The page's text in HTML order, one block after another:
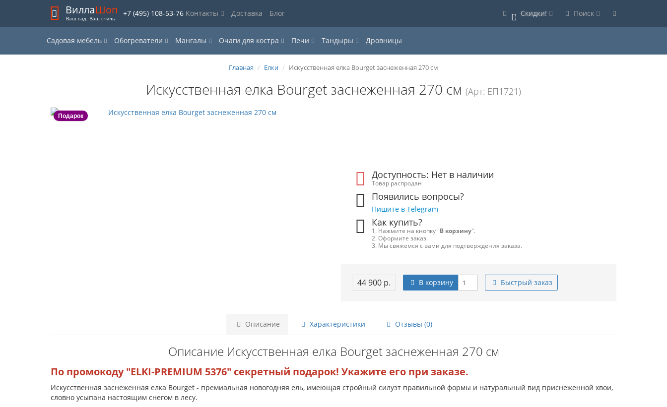
ВиллаШоп
Ваш сад. Ваш стиль.
+7 (495) 108-53-76 Контакты Доставка Блог 0 Скидки! Поиск
Садовая мебель Обогреватели Мангалы Очаги для костра Печи Тандыры Дровницы
Главная Елки Искусственная елка Bourget заснеженная 270 см
Искусственная елка Bourget заснеженная 270 см (Арт: ЕП1721)
Подарок
Доступность: Нет в наличии
Товар распродан
Появились вопросы?
Пишите в Telegram
Как купить?
1. Нажмите на кнопку "В корзину".
2. Оформите заказ.
3. Мы свяжемся с вами для подтверждения заказа.
44 900 р. В корзину Быстрый заказ
Описание Характеристики Отзывы (0)
Описание Искусственная елка Bourget заснеженная 270 см
По промокоду "ELKI-PREMIUM 5376" секретный подарок! Укажите его при заказе.
Искусственная заснеженная елка Bourget - премиальная новогодняя ель, имеющая стройный силуэт правильной формы и натуральный вид приснеженной хвои,
словно усыпана настоящим снегом в лесу.